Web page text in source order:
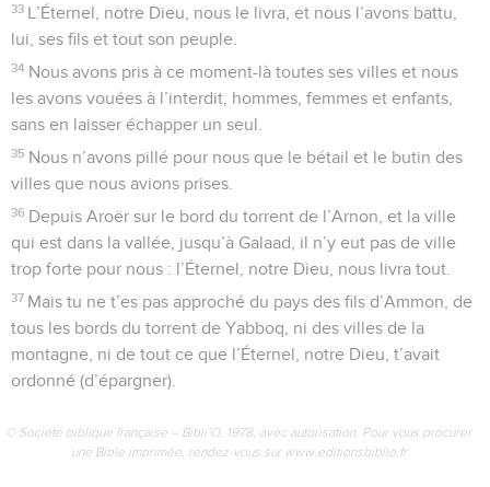
33 L’Éternel, notre Dieu, nous le livra, et nous l’avons battu,
lui, ses fils et tout son peuple.
34 Nous avons pris à ce moment-là toutes ses villes et nous
les avons vouées à l’interdit, hommes, femmes et enfants,
sans en laisser échapper un seul.
35 Nous n’avons pillé pour nous que le bétail et le butin des
villes que nous avions prises.
36 Depuis Aroër sur le bord du torrent de l’Arnon, et la ville
qui est dans la vallée, jusqu’à Galaad, il n’y eut pas de ville
trop forte pour nous : l’Éternel, notre Dieu, nous livra tout.
37 Mais tu ne t’es pas approché du pays des fils d’Ammon, de
tous les bords du torrent de Yabboq, ni des villes de la
montagne, ni de tout ce que l’Éternel, notre Dieu, t’avait
ordonné (d’épargner).
© Société biblique française – Bibli’O, 1978, avec autorisation. Pour vous procurer
une Bible imprimée, rendez-vous sur www.editionsbiblio.fr